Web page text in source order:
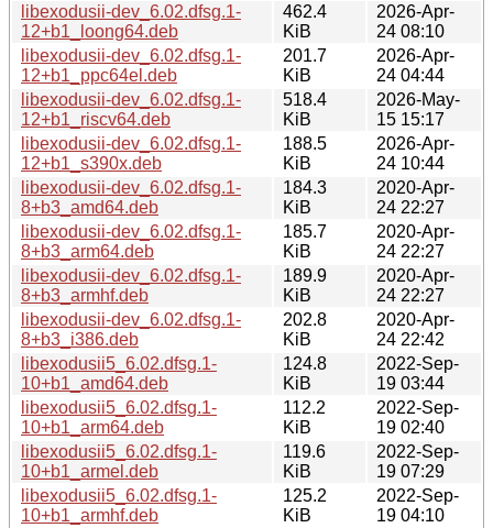
libexodusii-dev_6.02.dfsg.1-
12+b1_loong64.deb
462.4
KiB
2026-Apr-
24 08:10
libexodusii-dev_6.02.dfsg.1-
12+b1_ppc64el.deb
201.7
KiB
2026-Apr-
24 04:44
libexodusii-dev_6.02.dfsg.1-
12+b1_riscv64.deb
518.4
KiB
2026-May-
15 15:17
libexodusii-dev_6.02.dfsg.1-
12+b1_s390x.deb
188.5
KiB
2026-Apr-
24 10:44
libexodusii-dev_6.02.dfsg.1-
8+b3_amd64.deb
184.3
KiB
2020-Apr-
24 22:27
libexodusii-dev_6.02.dfsg.1-
8+b3_arm64.deb
185.7
KiB
2020-Apr-
24 22:27
libexodusii-dev_6.02.dfsg.1-
8+b3_armhf.deb
189.9
KiB
2020-Apr-
24 22:27
libexodusii-dev_6.02.dfsg.1-
8+b3_i386.deb
202.8
KiB
2020-Apr-
24 22:42
libexodusii5_6.02.dfsg.1-
10+b1_amd64.deb
124.8
KiB
2022-Sep-
19 03:44
libexodusii5_6.02.dfsg.1-
10+b1_arm64.deb
112.2
KiB
2022-Sep-
19 02:40
libexodusii5_6.02.dfsg.1-
10+b1_armel.deb
119.6
KiB
2022-Sep-
19 07:29
libexodusii5_6.02.dfsg.1-
10+b1_armhf.deb
125.2
KiB
2022-Sep-
19 04:10